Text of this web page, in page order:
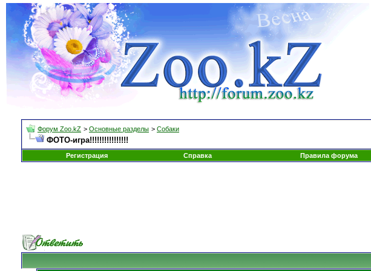
Форум Zoo.kZ > Основные разделы > Собаки
ФОТО-игра!!!!!!!!!!!!!!!!
Регистрация
Справка Правила форума